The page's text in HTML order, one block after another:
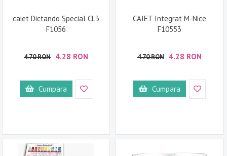
caiet Dictando Special CL3
F1056
4.70 RON 4.28 RON
Cumpara
CAIET Integrat M-Nice
F10553
4.70 RON 4.28 RON
Cumpara